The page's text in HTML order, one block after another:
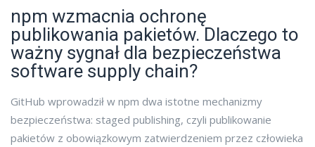
npm wzmacnia ochronę
publikowania pakietów. Dlaczego to
ważny sygnał dla bezpieczeństwa
software supply chain?
GitHub wprowadził w npm dwa istotne mechanizmy
bezpieczeństwa: staged publishing, czyli publikowanie
pakietów z obowiązkowym zatwierdzeniem przez człowieka